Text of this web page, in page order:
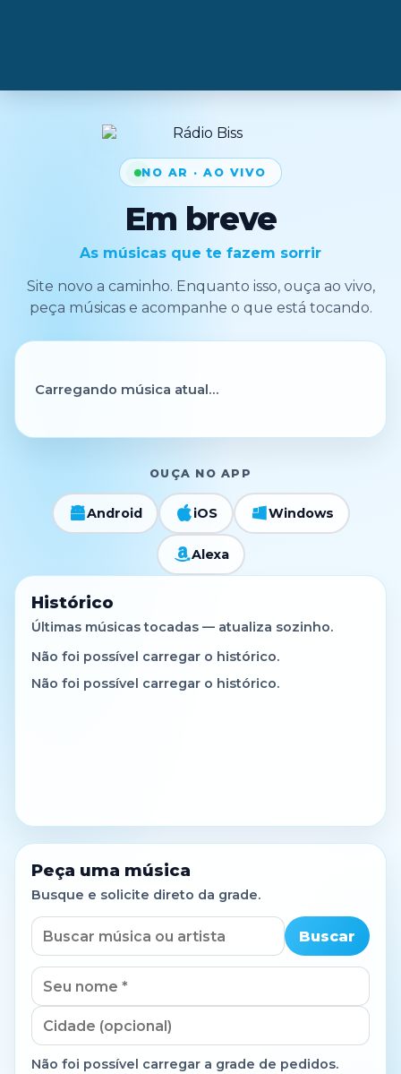
NO AR · AO VIVO
Em breve
As músicas que te fazem sorrir
Site novo a caminho. Enquanto isso, ouça ao vivo,
peça músicas e acompanhe o que está tocando.
Carregando música atual…
OUÇA NO APP
Android iOS Windows
Alexa
Histórico
Últimas músicas tocadas — atualiza sozinho.
Não foi possível carregar o histórico.
Não foi possível carregar o histórico.
Peça uma música
Busque e solicite direto da grade.
Buscar
Não foi possível carregar a grade de pedidos.